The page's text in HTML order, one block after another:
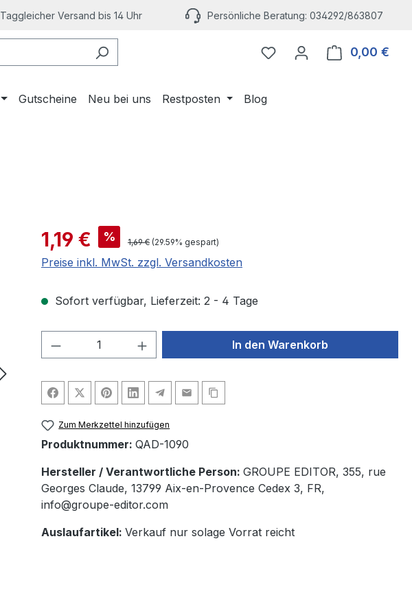
Taggleicher Versand bis 14 Uhr Persönliche Beratung: 034292/863807
Du hast 0 Produkte auf
0,00 €
Gutscheine Neu bei uns Restposten Blog
Verkaufspreis:
1,19 € % Regulärer Preis:
1,69 € (29.59% gespart)
Preise inkl. MwSt. zzgl. Versandkosten
Sofort verfügbar, Lieferzeit: 2 - 4 Tage
Produkt Anzahl: Gib den gewünschten Wert
In den Warenkorb
Zum Merkzettel hinzufügen
Produktnummer: QAD-1090
Hersteller / Verantwortliche Person: GROUPE EDITOR, 355, rue
Georges Claude, 13799 Aix-en-Provence Cedex 3, FR,
info@groupe-editor.com
Auslaufartikel: Verkauf nur solage Vorrat reicht